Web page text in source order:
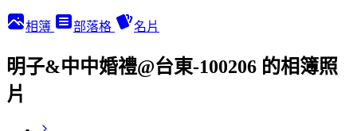
相簿 部落格 名片
明子&中中婚禮@台東-100206 的相簿照
片